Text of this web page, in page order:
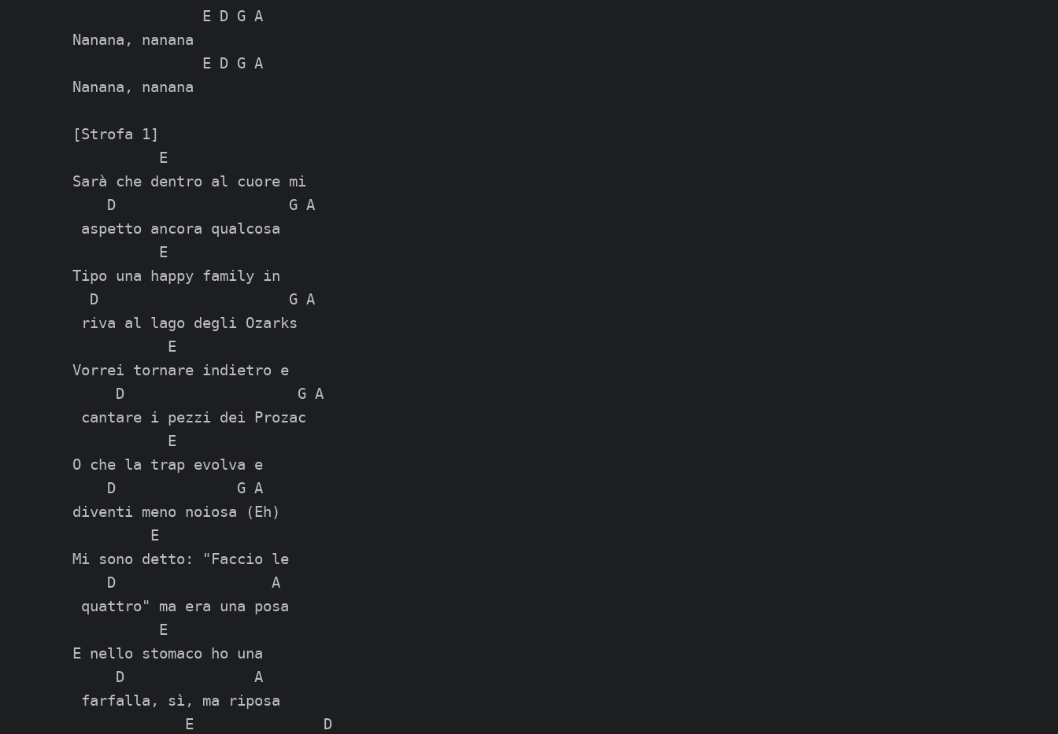
               E D G A
Nanana, nanana
               E D G A
Nanana, nanana
[Strofa 1]
          E
Sarà che dentro al cuore mi
    D                    G A
aspetto ancora qualcosa
          E
Tipo una happy family in
  D                      G A
riva al lago degli Ozarks
           E
Vorrei tornare indietro e
     D                    G A
cantare i pezzi dei Prozac
           E
O che la trap evolva e
    D              G A
diventi meno noiosa (Eh)
         E
Mi sono detto: "Faccio le
    D                  A
quattro" ma era una posa
          E
E nello stomaco ho una
     D               A
farfalla, sì, ma riposa
             E               D